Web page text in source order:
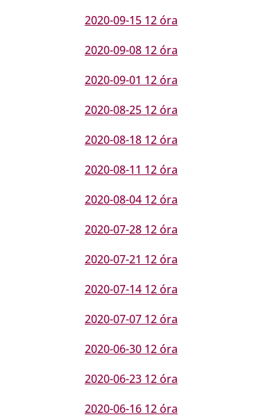
2020-09-15 12 óra
2020-09-08 12 óra
2020-09-01 12 óra
2020-08-25 12 óra
2020-08-18 12 óra
2020-08-11 12 óra
2020-08-04 12 óra
2020-07-28 12 óra
2020-07-21 12 óra
2020-07-14 12 óra
2020-07-07 12 óra
2020-06-30 12 óra
2020-06-23 12 óra
2020-06-16 12 óra